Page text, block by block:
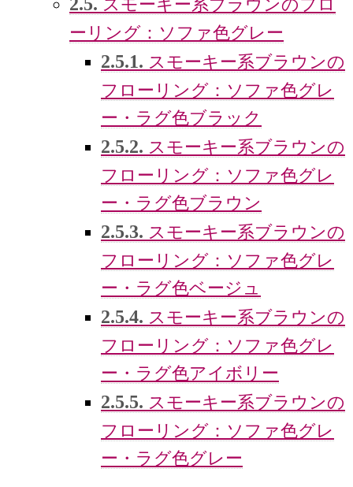
スモーキー系ブラウンのフロ
ーリング：ソファ色グレー
2.5.1. スモーキー系ブラウンの
フローリング：ソファ色グレ
ー・ラグ色ブラック
2.5.2. スモーキー系ブラウンの
フローリング：ソファ色グレ
ー・ラグ色ブラウン
2.5.3. スモーキー系ブラウンの
フローリング：ソファ色グレ
ー・ラグ色ベージュ
2.5.4. スモーキー系ブラウンの
フローリング：ソファ色グレ
ー・ラグ色アイボリー
2.5.5. スモーキー系ブラウンの
フローリング：ソファ色グレ
ー・ラグ色グレー